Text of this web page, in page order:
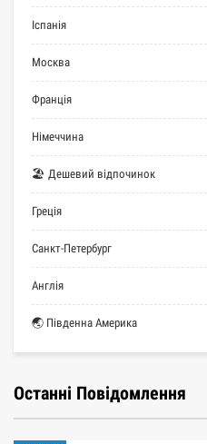
Іспанія
Москва
Франція
Німеччина
🏖 Дешевий відпочинок
Греція
Санкт-Петербург
Англія
🌏 Південна Америка
Останні Повідомлення